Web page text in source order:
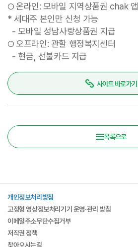
○온라인: 모바일 지역상품권 chak 앱
* 세대주 본인만 신청 가능
- 모바일 성남사랑상품권 지급
○오프라인: 관할 행정복지센터
- 현금, 선불카드 지급
사이트 바로가기
목록으로
개인정보처리방침
고정형 영상정보처리기기 운영·관리 방침
이메일주소무단수집거부
저작권 정책
찾아오시는길